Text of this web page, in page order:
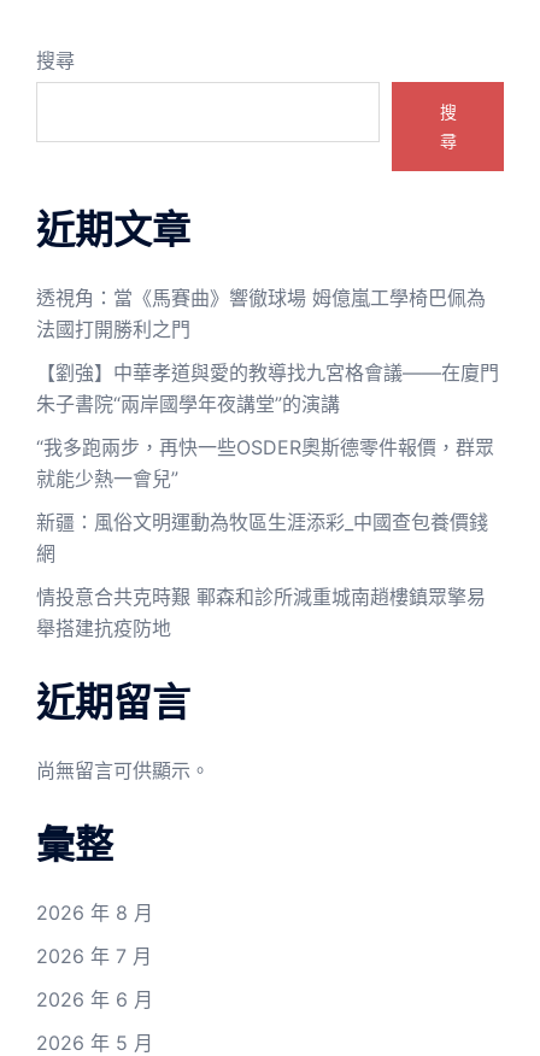
搜尋
搜
尋
近期文章
透視角：當《馬賽曲》響徹球場 姆億嵐工學椅巴佩為
法國打開勝利之門
【劉強】中華孝道與愛的教導找九宮格會議——在廈門
朱子書院“兩岸國學年夜講堂”的演講
“我多跑兩步，再快一些OSDER奧斯德零件報價，群眾
就能少熱一會兒”
新疆：風俗文明運動為牧區生涯添彩_中國查包養價錢
網
情投意合共克時艱 鄆森和診所減重城南趙樓鎮眾擎易
舉搭建抗疫防地
近期留言
尚無留言可供顯示。
彙整
2026 年 8 月
2026 年 7 月
2026 年 6 月
2026 年 5 月